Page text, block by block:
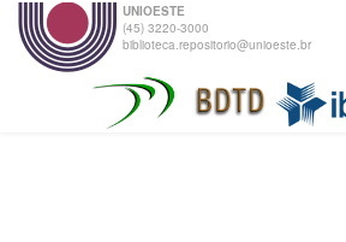
UNIOESTE
(45) 3220-3000
biblioteca.repositorio@unioeste.br